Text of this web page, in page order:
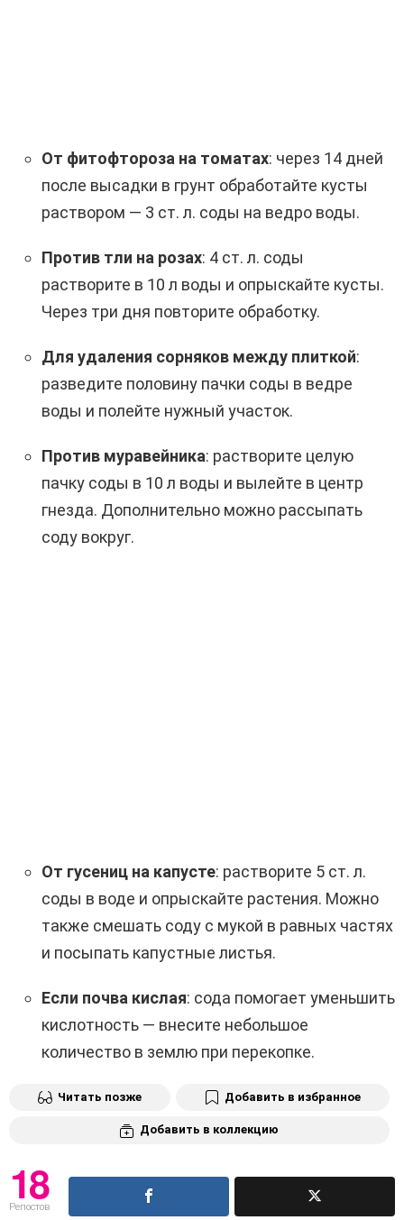
От фитофтороза на томатах: через 14 дней
после высадки в грунт обработайте кусты
раствором — 3 ст. л. соды на ведро воды.
Против тли на розах: 4 ст. л. соды
растворите в 10 л воды и опрыскайте кусты.
Через три дня повторите обработку.
Для удаления сорняков между плиткой:
разведите половину пачки соды в ведре
воды и полейте нужный участок.
Против муравейника: растворите целую
пачку соды в 10 л воды и вылейте в центр
гнезда. Дополнительно можно рассыпать
соду вокруг.
От гусениц на капусте: растворите 5 ст. л.
соды в воде и опрыскайте растения. Можно
также смешать соду с мукой в равных частях
и посыпать капустные листья.
Если почва кислая: сода помогает уменьшить
кислотность — внесите небольшое
количество в землю при перекопке.
Читать позже Добавить в избранное
Добавить в коллекцию
18
Репостов